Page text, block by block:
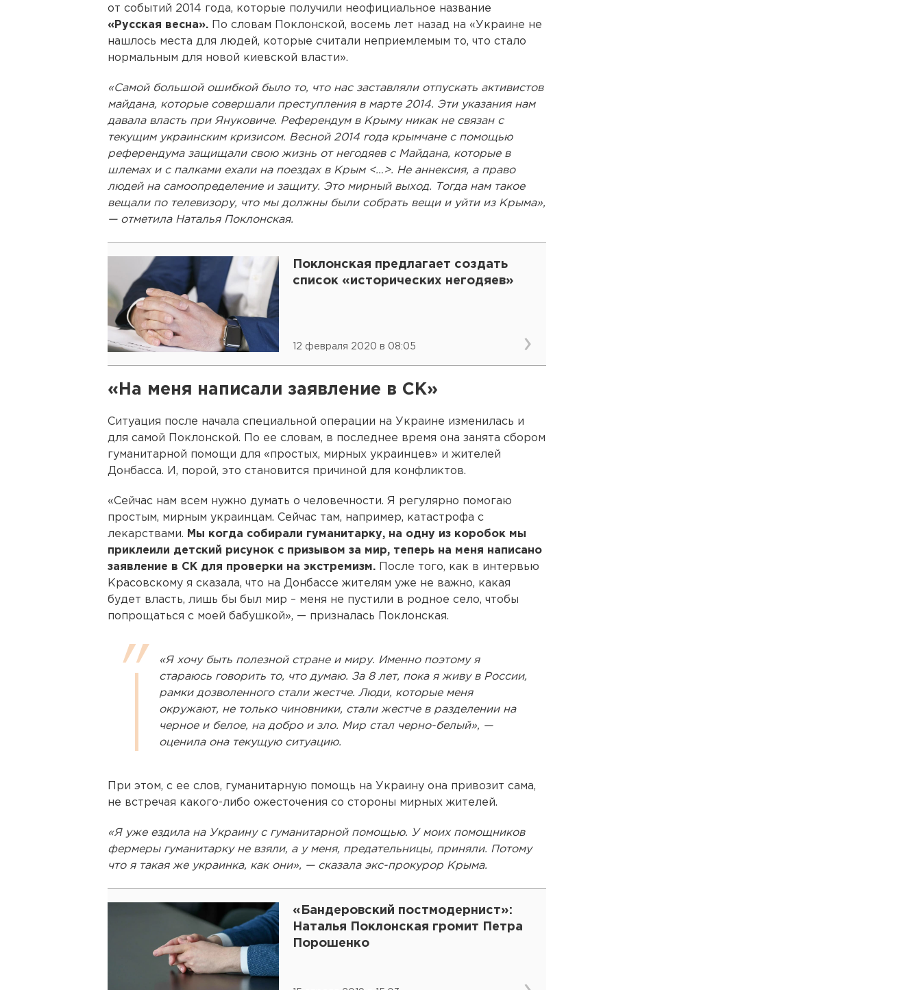
от событий 2014 года, которые получили неофициальное название
«Русская весна». По словам Поклонской, восемь лет назад на «Украине не
нашлось места для людей, которые считали неприемлемым то, что стало
нормальным для новой киевской власти».
«Самой большой ошибкой было то, что нас заставляли отпускать активистов
майдана, которые совершали преступления в марте 2014. Эти указания нам
давала власть при Януковиче. Референдум в Крыму никак не связан с
текущим украинским кризисом. Весной 2014 года крымчане с помощью
референдума защищали свою жизнь от негодяев с Майдана, которые в
шлемах и с палками ехали на поездах в Крым <…>. Не аннексия, а право
людей на самоопределение и защиту. Это мирный выход. Тогда нам такое
вещали по телевизору, что мы должны были собрать вещи и уйти из Крыма»,
— отметила Наталья Поклонская.
Поклонская предлагает создать
список «исторических негодяев»
12 февраля 2020 в 08:05
«На меня написали заявление в СК»
Ситуация после начала специальной операции на Украине изменилась и
для самой Поклонской. По ее словам, в последнее время она занята сбором
гуманитарной помощи для «простых, мирных украинцев» и жителей
Донбасса. И, порой, это становится причиной для конфликтов.
«Сейчас нам всем нужно думать о человечности. Я регулярно помогаю
простым, мирным украинцам. Сейчас там, например, катастрофа с
лекарствами. Мы когда собирали гуманитарку, на одну из коробок мы
приклеили детский рисунок с призывом за мир, теперь на меня написано
заявление в СК для проверки на экстремизм.
После того, как в интервью
Красовскому я сказала, что на Донбассе жителям уже не важно, какая
будет власть, лишь бы был мир – меня не пустили в родное село, чтобы
попрощаться с моей бабушкой», — призналась Поклонская.
«Я хочу быть полезной стране и миру. Именно поэтому я
стараюсь говорить то, что думаю. За 8 лет, пока я живу в России,
рамки дозволенного стали жестче. Люди, которые меня
окружают, не только чиновники, стали жестче в разделении на
черное и белое, на добро и зло. Мир стал черно-белый», —
оценила она текущую ситуацию.
При этом, с ее слов, гуманитарную помощь на Украину она привозит сама,
не встречая какого-либо ожесточения со стороны мирных жителей.
«Я уже ездила на Украину с гуманитарной помощью. У моих помощников
фермеры гуманитарку не взяли, а у меня, предательницы, приняли. Потому
что я такая же украинка, как они», — сказала экс-прокурор Крыма.
«Бандеровский постмодернист»:
Наталья Поклонская громит Петра
Порошенко